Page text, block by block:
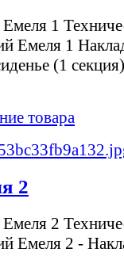
1
Емеля 1
(1
товара
2
2
Емеля 2 -